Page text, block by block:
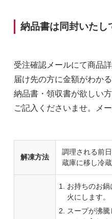
納品書は同封いたし
受注確認メールにて商品
届け先の方に金額がわか
納品書・領収書が欲しい
ご記入くださいませ。メ
解凍方法
調理される前
蔵庫に移し冷
お持ちのお
火にします。
スープが沸